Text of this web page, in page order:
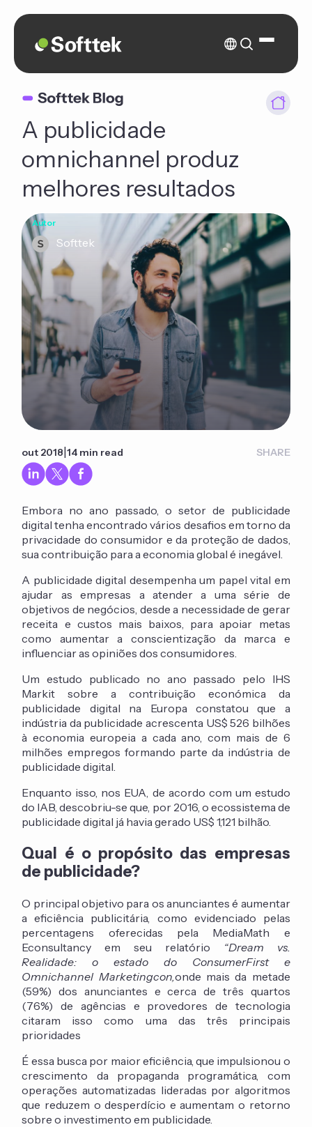
A publicidade
omnichannel produz
melhores resultados
Autor
Softtek
out 2018|14 min read SHARE
Embora no ano passado, o setor de publicidade
digital tenha encontrado vários desafios em torno da
privacidade do consumidor e da proteção de dados,
sua contribuição para a economia global é inegável.
A publicidade digital desempenha um papel vital em
ajudar as empresas a atender a uma série de
objetivos de negócios, desde a necessidade de gerar
receita e custos mais baixos, para apoiar metas
como aumentar a conscientização da marca e
influenciar as opiniões dos consumidores.
Um estudo publicado no ano passado pelo IHS
Markit sobre a contribuição económica da
publicidade digital na Europa constatou que a
indústria da publicidade acrescenta US$ 526 bilhões
à economia europeia a cada ano, com mais de 6
milhões empregos formando parte da indústria de
publicidade digital.
Enquanto isso, nos EUA, de acordo com um estudo
do IAB, descobriu-se que, por 2016, o ecossistema de
publicidade digital já havia gerado US$ 1,121 bilhão.
Qual é o propósito das empresas
de publicidade?
O principal objetivo para os anunciantes é aumentar
a eficiência publicitária, como evidenciado pelas
percentagens oferecidas pela MediaMath e
Econsultancy em seu relatório
“Dream vs.
Realidade: o estado do ConsumerFirst e
Omnichannel Marketingcon,onde mais da metade
(59%) dos anunciantes e cerca de três quartos
(76%) de agências e provedores de tecnologia
citaram isso como uma das três principais
prioridades
É essa busca por maior eficiência, que impulsionou o
crescimento da propaganda programática, com
operações automatizadas lideradas por algoritmos
que reduzem o desperdício e aumentam o retorno
sobre o investimento em publicidade.